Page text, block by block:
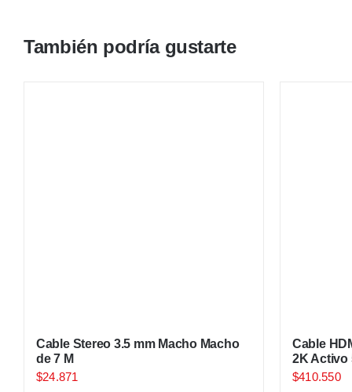
También podría gustarte
Cable Stereo 3.5 mm Macho Macho
de 7 M
$24.871
Cable
2K Activo
$410.550